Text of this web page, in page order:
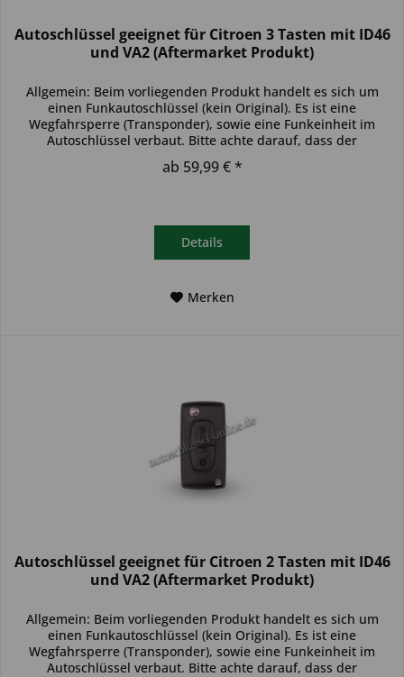
Autoschlüssel geeignet für Citroen 3 Tasten mit ID46
und VA2 (Aftermarket Produkt)
Allgemein: Beim vorliegenden Produkt handelt es sich um
einen Funkautoschlüssel (kein Original). Es ist eine
Wegfahrsperre (Transponder), sowie eine Funkeinheit im
Autoschlüssel verbaut. Bitte achte darauf, dass der
ab 59,99 € *
Details
Merken
Autoschlüssel geeignet für Citroen 2 Tasten mit ID46
und VA2 (Aftermarket Produkt)
Allgemein: Beim vorliegenden Produkt handelt es sich um
einen Funkautoschlüssel (kein Original). Es ist eine
Wegfahrsperre (Transponder), sowie eine Funkeinheit im
Autoschlüssel verbaut. Bitte achte darauf, dass der